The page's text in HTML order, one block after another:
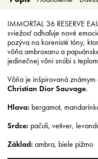
IMMORTAL 36 RESERVE
sviežosť odhaľuje nové
pozýva na korenisté tóny,
vôňa ambroxanu a
jedinečnej vôni snúbi s
Vôňa je inšpirovaná
Christian Dior Sauvage.
Hlava: bergamot,
Srdce: pačuli, vetiver,
Základ: ambra, biele pižmo